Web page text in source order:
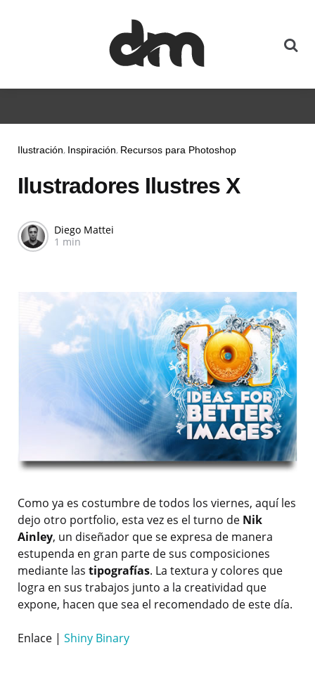
Ilustración Inspiración Recursos para Photoshop
Ilustradores Ilustres X
Diego Mattei
1 min
Como ya es costumbre de todos los viernes, aquí les
dejo otro portfolio, esta vez es el turno de Nik
Ainley, un diseñador que se expresa de manera
estupenda en gran parte de sus composiciones
mediante las tipografías. La textura y colores que
logra en sus trabajos junto a la creatividad que
expone, hacen que sea el recomendado de este día.
Enlace | Shiny Binary